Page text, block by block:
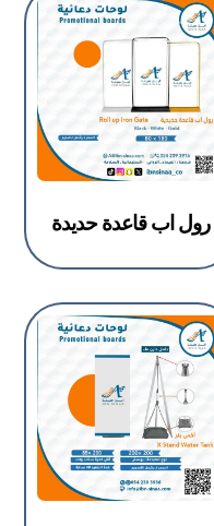
رول اب قاعدة حديدة